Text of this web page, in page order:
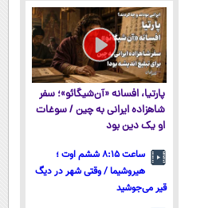
معتبر
پارتیا، افسانه «آن‌شیگائو»؛ سفر
شاهزاده ایرانی به چین / سوغات
او یک دین بود
ساعت ۸:۱۵ ششم اوت ؛
هیروشیما / وقتی شهر در دیگ
قیر می‌جوشید